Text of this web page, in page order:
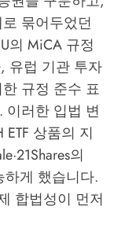
묶어두었던
의 MiCA 규정
유럽 기관 투자
규정 준수 표
이러한 입법 변
ETF 상품의 지
의
하게 했습니다.
합법성이 먼저